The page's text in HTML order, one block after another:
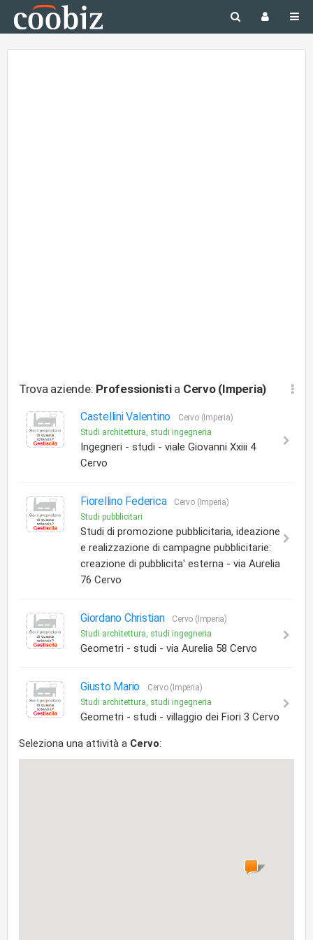
Trova aziende: Professionistia Cervo (Imperia)
Castellini Valentino
Cervo (Imperia)
Studi architettura, studi ingegneria
Ingegneri - studi - viale Giovanni Xxiii 4
Cervo
Fiorellino Federica
Cervo (Imperia)
Studi pubblicitari
Studi di promozione pubblicitaria, ideazione
e realizzazione di campagne pubblicitarie:
creazione di pubblicita' esterna - via Aurelia
76 Cervo
Giordano Christian
Cervo (Imperia)
Studi architettura, studi ingegneria
Geometri - studi - via Aurelia 58 Cervo
Giusto Mario
Cervo (Imperia)
Studi architettura, studi ingegneria
Geometri - studi - villaggio dei Fiori 3 Cervo
Seleziona una attività a Cervo: